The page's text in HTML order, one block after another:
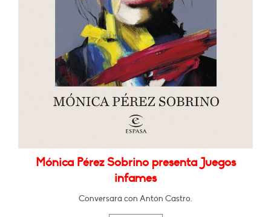
Mónica Pérez Sobrino presenta Juegos
infames
Conversará con Antón Castro.